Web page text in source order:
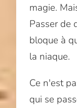
magie.
Passer de
bloque à
la niaque.
Ce n'est
qui se